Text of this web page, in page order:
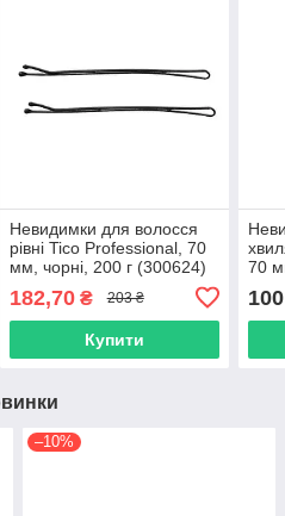
Невидимки для волосся
рівні Tico Professional, 70
мм, чорні, 200 г (300624)
182,70₴ 203 ₴
Купити
70
100
–10%